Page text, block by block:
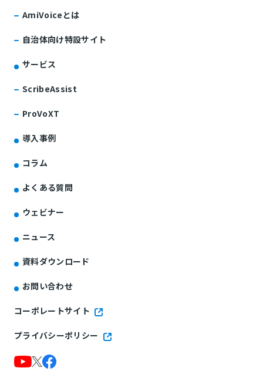
AmiVoiceとは
自治体向け特設サイト
サービス
ScribeAssist
ProVoXT
導入事例
コラム
よくある質問
ウェビナー
ニュース
資料ダウンロード
お問い合わせ
コーポレートサイト
プライバシーポリシー